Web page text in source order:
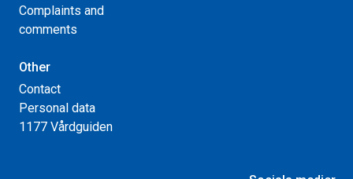
Complaints and
comments
Other
Contact
Personal data
1177 Vårdguiden